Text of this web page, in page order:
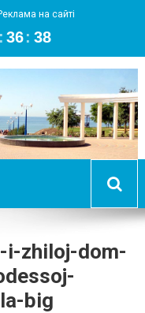
на сайті
: 36 : 38
Южный
i-zhiloj-dom-
big